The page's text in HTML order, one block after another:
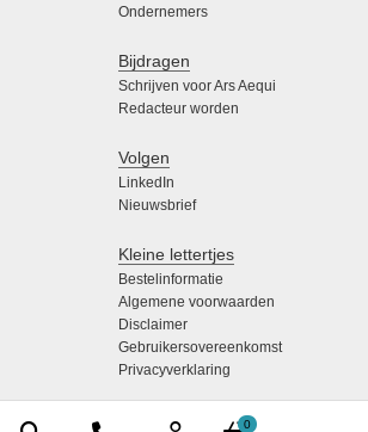
0
Ondernemers
Bijdragen
Schrijven voor Ars Aequi
Redacteur worden
Volgen
LinkedIn
Nieuwsbrief
Kleine lettertjes
Bestelinformatie
Algemene voorwaarden
Disclaimer
Gebruikersovereenkomst
Privacyverklaring